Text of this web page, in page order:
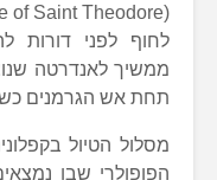
לחוף לפני דורות
ממשיך לאנדרטה
תחת אש הגרמנים